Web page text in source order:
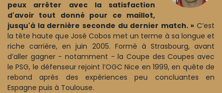
peux arrêter avec la satisfaction
d'avoir tout donné pour ce maillot,
jusqu'à la dernière seconde du dernier match. » C’est
la tête haute que José Cobos met un terme à sa longue et
riche carrière, en juin 2005. Formé à Strasbourg, avant
d’aller gagner - notamment - la Coupe des Coupes avec
le PSG, le défenseur rejoint l’OGC Nice en 1999, en quête de
rebond après des expériences peu concluantes en
Espagne puis à Toulouse.